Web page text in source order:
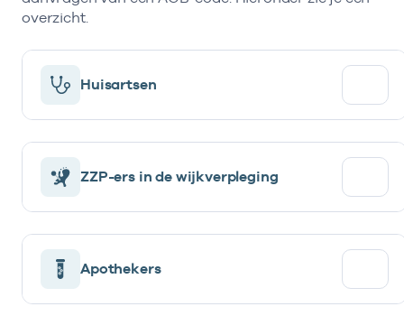
overzicht.
Huisartsen
ZZP-ers in de wijkverpleging
Apothekers